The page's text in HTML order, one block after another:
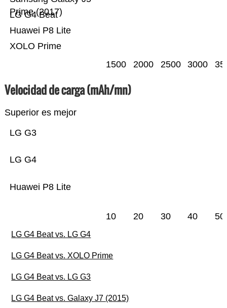
XOLO Prime
Huawei P8 Lite
LG G4 Beat
Prime (2017)
1500 2000 2500 3000
Velocidad de carga (mAh/mn)
Superior es mejor
Huawei P8 Lite
LG G4
LG G3
10 20 30 40 50
LG G4 Beat vs. LG G4
LG G4 Beat vs. XOLO Prime
LG G4 Beat vs. LG G3
LG G4 Beat vs. Galaxy J7 (2015)